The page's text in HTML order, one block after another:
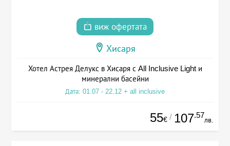
виж офертата
Хисаря
Хотел Астрея Делукс в Хисаря с All Inclusive Light и
минерални басейни
Дата: 01.07 - 22.12 + all inclusive
55€ / 107.57
лв.